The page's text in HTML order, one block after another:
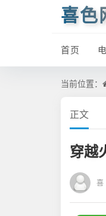
喜色
首页
当前位置：
正文
穿越
喜